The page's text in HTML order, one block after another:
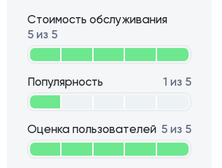
Стоимость обслуживания
5 из 5
Популярность 1 из 5
Оценка пользователей 5 из 5